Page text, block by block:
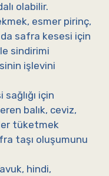
olabilir.
esmer pirinç,
safra kesesi için
sindirimi
işlevini
için
balık, ceviz,
tüketmek
taşı oluşumunu
hindi,